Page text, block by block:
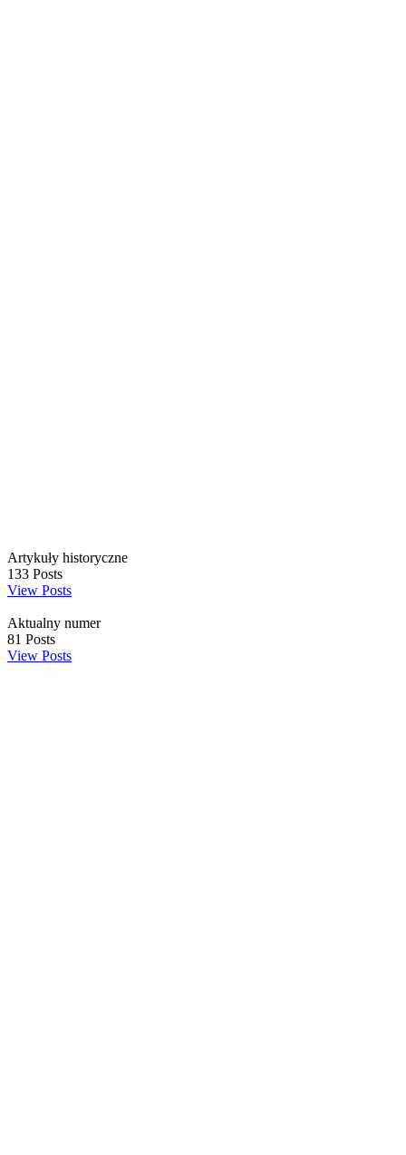
Artykuły historyczne
133 Posts
View Posts
Aktualny numer
81 Posts
View Posts